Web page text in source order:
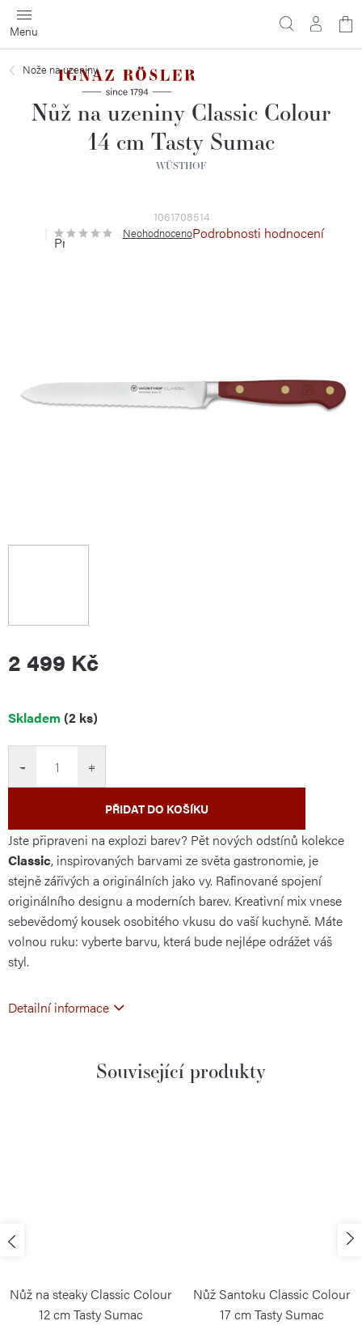
Přejít
na
obsah
Nože na uzeniny
Nůž na uzeniny Classic Colour
14 cm Tasty Sumac
WÜSTHOF
1061708514
Průměrné
hodnocení
NeohodnocenoPodrobnosti hodnocení
2 499 Kč
Měrná
Skladem (2 ks)
+
−
PŘIDAT DO KOŠÍKU
Jste připraveni na explozi barev? Pět nových odstínů kolekce
Classic, inspirovaných barvami ze světa gastronomie, je
stejně zářivých a originálních jako vy. Rafinované spojení
originálního designu a moderních barev. Kreativní mix vnese
sebevědomý kousek osobitého vkusu do vaší kuchyně. Máte
volnou ruku: vyberte barvu, která bude nejlépe odrážet váš
styl.
Detailní informace
Související produkty
Nůž na steaky Classic Colour
12 cm Tasty Sumac
Nůž Santoku Classic Colour
17 cm Tasty Sumac